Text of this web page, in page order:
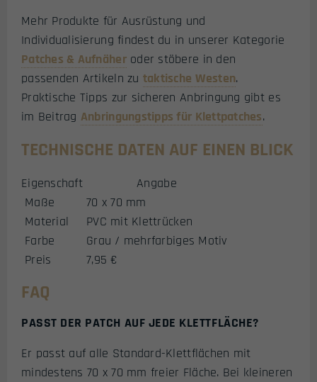
Mehr Produkte für Ausrüstung und
Individualisierung findest du in unserer Kategorie
Patches & Aufnäheroder stöbere in den
passenden Artikeln zu taktische Westen.
Praktische Tipps zur sicheren Anbringung gibt es
im Beitrag Anbringungstipps für Klettpatches.
TECHNISCHE DATEN AUF EINEN BLICK
Eigenschaft
Angabe
Maße
70 x 70 mm
Material
PVC mit Klettrücken
Farbe
Grau / mehrfarbiges Motiv
Preis
7,95 €
FAQ
PASST DER PATCH AUF JEDE KLETTFLÄCHE?
Er passt auf alle Standard-Klettflächen mit
mindestens 70 x 70 mm freier Fläche. Bei kleineren